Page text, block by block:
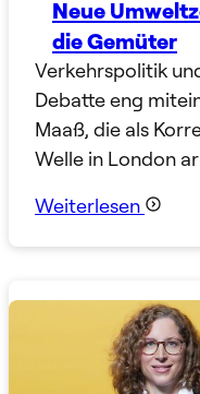
Neue
die Gemüter
Verkehrspolitik
Debatte eng
Maaß, die als
Welle in London
Weiterlesen